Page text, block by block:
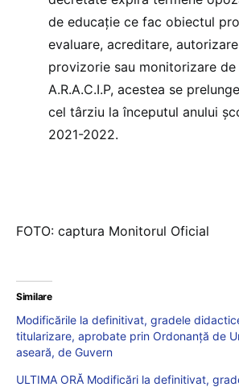
de educație ce fac obiectul
evaluare, acreditare,
provizorie sau monitorizare de
A.R.A.C.I.P, acestea se
cel târziu la începutul anului
2021-2022.
FOTO: captura Monitorul Oficial
Similare
Modificările la definitivat, gradele
titularizare, aprobate prin Ordonanță de
aseară, de Guvern
ULTIMA ORĂ Modificări la definitivat,